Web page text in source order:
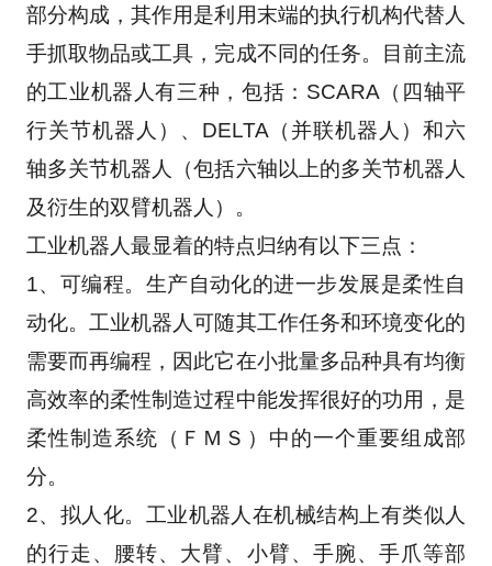
部分构成，其作用是利用末端的执行机构代替人
手抓取物品或工具，完成不同的任务。目前主流
的工业机器人有三种，包括：SCARA（四轴平
行关节机器人）、DELTA（并联机器人）和六
轴多关节机器人（包括六轴以上的多关节机器人
及衍生的双臂机器人）。
工业机器人最显着的特点归纳有以下三点：
1、可编程。生产自动化的进一步发展是柔性自
动化。工业机器人可随其工作任务和环境变化的
需要而再编程，因此它在小批量多品种具有均衡
高效率的柔性制造过程中能发挥很好的功用，是
柔性制造系统（ＦＭＳ）中的一个重要组成部
分。
2、拟人化。工业机器人在机械结构上有类似人
的行走、腰转、大臂、小臂、手腕、手爪等部